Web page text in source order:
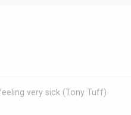
very sick (Tony Tuff)